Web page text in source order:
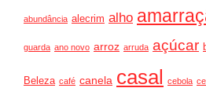
abundância alecrim alho
guarda ano novo arroz arruda açúcar
Beleza café canela casal cebola